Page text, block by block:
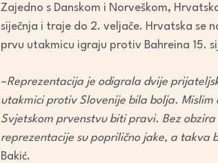
Zajedno s Danskom i Norveškom,
siječnja i traje do 2. veljače. Hrvatska se
prvu utakmicu igraju protiv Bahreina 15.
–Reprezentacija je odigrala dvije
utakmici protiv Slovenije bila bolja. Mislim
Svjetskom prvenstvu biti pravi. Bez
reprezentacije su poprilično jake, a
Bakić.